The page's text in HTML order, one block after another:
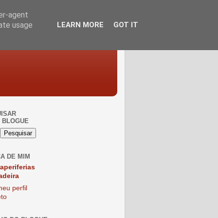
BLOGUE
DE MIM
perfil
agent
usage
LEARN MORE GOT IT